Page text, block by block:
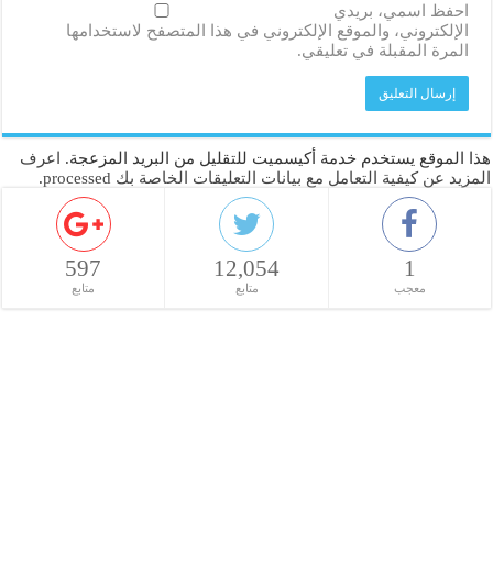
احفظ اسمي، بريدي
الإلكتروني، والموقع الإلكتروني في هذا المتصفح لاستخدامها
المرة المقبلة في تعليقي.
هذا الموقع يستخدم خدمة أكيسميت للتقليل من البريد المزعجة.
اعرف
المزيد عن كيفية التعامل مع بيانات التعليقات الخاصة بك processed
.
1
معجب
12,054
متابع
597
متابع